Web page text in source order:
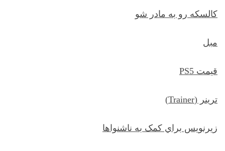
کالسکه رو به مادر شو
مبل
قیمت PS5
ترينر (Trainer)
زيرنويس براي کمک به ناشنواها